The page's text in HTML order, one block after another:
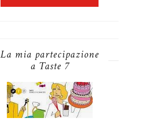
La mia partecipazione
a Taste 7